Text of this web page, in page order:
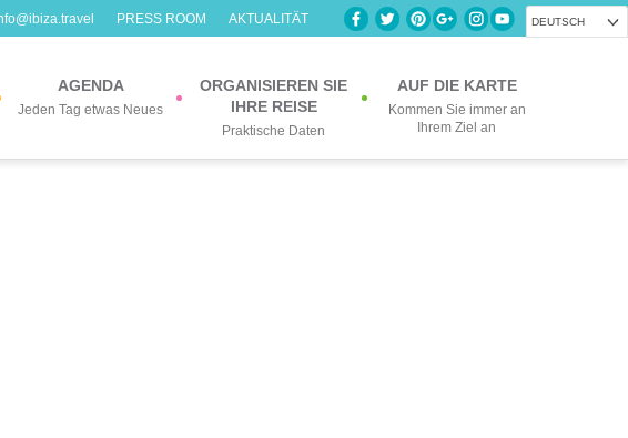
DEUTSCH
PRESS ROOM AKTUALITÄT
AGENDA
Jeden Tag etwas Neues
ORGANISIEREN SIE
IHRE REISE
Praktische Daten
AUF DIE KARTE
Kommen Sie immer an
Ihrem Ziel an